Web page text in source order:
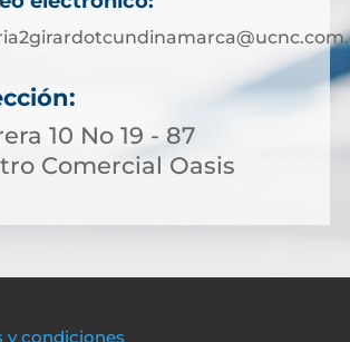
10 No 19 - 87
Comercial Oasis
y condiciones